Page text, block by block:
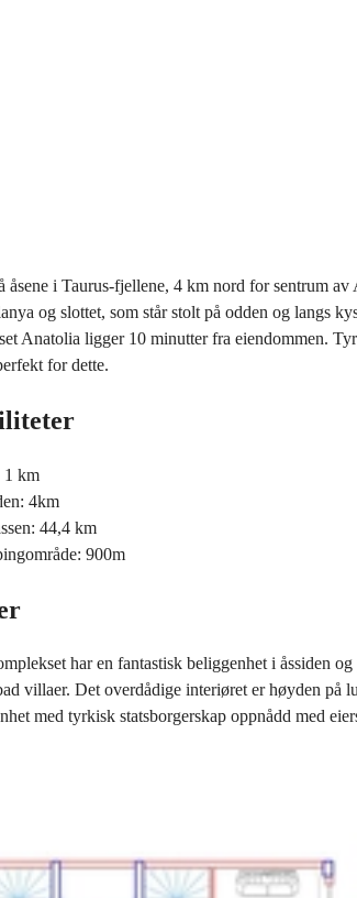
åsene i Taurus-fjellene, 4 km nord for sentrum
og slottet, som står stolt på odden og langs
Anatolia ligger 10 minutter fra eiendommen.
for dette.
1 km
4km
44,4 km
900m
har en fantastisk beliggenhet i åssiden
villaer. Det overdådige interiøret er høyden
med tyrkisk statsborgerskap oppnådd med